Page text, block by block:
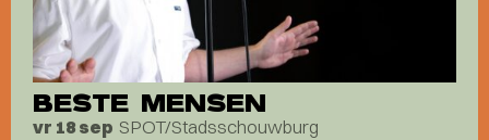
BESTE MENSEN
vr 18 sep SPOT/Stadsschouwburg